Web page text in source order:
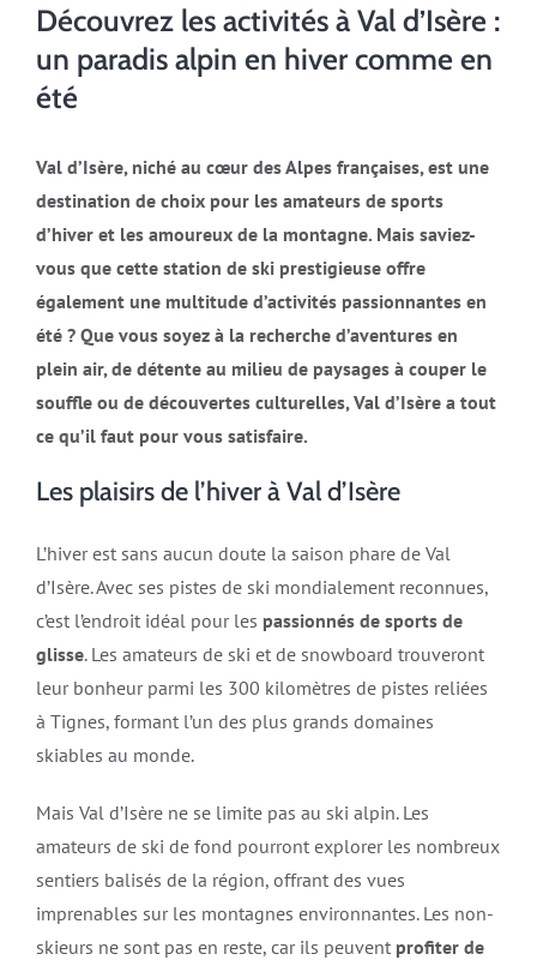
Découvrez les activités à Val d’Isère :
un paradis alpin en hiver comme en
été
Val d’Isère, niché au cœur des Alpes françaises, est une
destination de choix pour les amateurs de sports
d’hiver et les amoureux de la montagne. Mais saviez-
vous que cette station de ski prestigieuse offre
également une multitude d’activités passionnantes en
été ? Que vous soyez à la recherche d’aventures en
plein air, de détente au milieu de paysages à couper le
souffle ou de découvertes culturelles, Val d’Isère a tout
ce qu’il faut pour vous satisfaire.
Les plaisirs de l’hiver à Val d’Isère
L’hiver est sans aucun doute la saison phare de Val
d’Isère. Avec ses pistes de ski mondialement reconnues,
c’est l’endroit idéal pour les passionnés de sports de
glisse. Les amateurs de ski et de snowboard trouveront
leur bonheur parmi les 300 kilomètres de pistes reliées
à Tignes, formant l’un des plus grands domaines
skiables au monde.
Mais Val d’Isère ne se limite pas au ski alpin. Les
amateurs de ski de fond pourront explorer les nombreux
sentiers balisés de la région, offrant des vues
imprenables sur les montagnes environnantes. Les non-
skieurs ne sont pas en reste, car ils peuvent profiter de